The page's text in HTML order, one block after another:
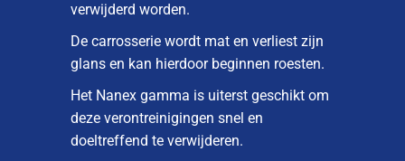
verwijderd worden.
De carrosserie wordt mat en verliest zijn
glans en kan hierdoor beginnen roesten.
Het Nanex gamma is uiterst geschikt om
deze verontreinigingen snel en
doeltreffend te verwijderen.